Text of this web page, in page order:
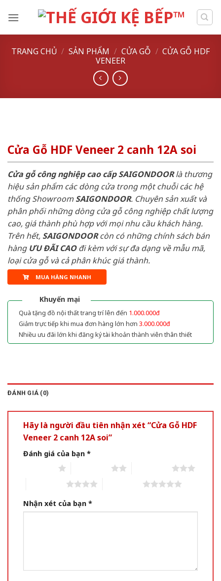
TRANG CHỦ / SẢN PHẨM / CỬA GỖ / CỬA GỖ HDF
VENEER
Cửa Gỗ HDF Veneer 2 canh 12A soi
Cửa gỗ công nghiệp cao cấp SAIGONDOORlà thương
hiệu sản phẩm các dòng cửa trong một chuỗi các hệ
thống ShowroomSAIGONDOOR. Chuyên sản xuất và
phân phối những dòng cửa gỗ công nghiệp chất lượng
cao, giá thành phù hợp với mọi nhu cầu khách hàng.
Trên hết, SAIGONDOORcòn có những chính sách bán
hàng ƯU ĐÃI CAOđi kèm với sự đa dạng về mẫu mã,
loại cửa gỗ và cả phân khúc giá thành.
MUA HÀNG NHANH
Khuyến mại
Quà tặng đồ nội thất trang trí lên đến 1.000.000đ
Giảm trực tiếp khi mua đơn hàng lớn hơn 3.000.000đ
Nhiều ưu đãi lớn khi đăng ký tài khoản thành viên thân thiết
ĐÁNH GIÁ (0)
Hãy là người đầu tiên nhận xét “Cửa Gỗ HDF
Veneer 2 canh 12A soi”
Đánh giá của bạn *
Nhận xét của bạn *